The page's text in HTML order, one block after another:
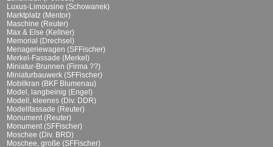
Luxus-Limousine (Schowanek)
Marktplatz (Mentor)
Maschine (Reuter)
Max & Else (Kellner)
Memorial (Drechsel)
Menageriewagen (SFFischer)
Merkel-Fassade (Merkel)
Miniatur-Brunnen (Firma ??)
Miniaturbauwerk (SFFischer)
Mobilkran (BKF Blumenau)
Model, langbeinig (Engel)
Modell, kleenes (Div. DDR)
Modellfassade (Reuter)
Monument (Reuter)
Monument (SFFischer)
Moschee (Div. BRD)
Moschee, große (SFFischer)